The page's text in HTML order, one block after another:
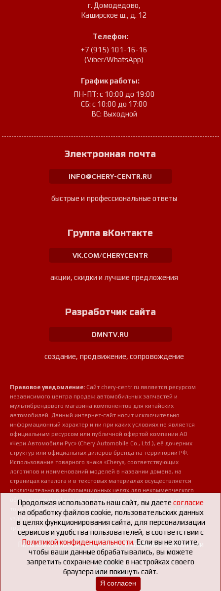
г. Домодедово,
Каширское ш., д. 12
Телефон:
+7 (915) 101-16-16
(Viber/WhatsApp)
График работы:
ПН-ПТ: с 10:00 до 19:00
СБ: с 10:00 до 17:00
ВС: Выходной
Электронная почта
INFO@CHERY-CENTR.RU
быстрые и профессиональные ответы
Группа вКонтакте
VK.COM/CHERYCENTR
акции, скидки и лучшие предложения
Разработчик сайта
DMNTV.RU
создание, продвижение, сопровождение
Правовое уведомление: Сайт chery-centr.ru является ресурсом
независимого центра продаж автомобильных запчастей и
мультибрендового магазина компонентов для китайских
автомобилей. Данный интернет-сайт носит исключительно
информационный характер и ни при каких условиях не является
официальным ресурсом или публичной офертой компании АО
«Чери Автомобили Рус» (Chery Automobile Co., Ltd.), её дочерних
структур или официальных дилеров бренда на территории РФ.
Использование товарного знака «Chery», соответствующих
логотипов и наименований моделей в названии домена, на
страницах каталога и в текстовых материалах осуществляется
исключительно в информационных целях для некоммерческого
обозначения профиля деятельности магазина, а также для
точной идентификации совместимости предлагаемых деталей,
узлов и сопутствующих аксессуаров с конкретными
транспортными средствами потребителей.
Пользовательское соглашение о конфиденциальности
Продолжая использовать наш сайт, вы даетесогласие
на обработку файлов cookie, пользовательских данных
в целях функционирования сайта, для персонализации
сервисов и удобства пользователей, в соответствии с
Политикой конфиденциальности. Если вы не хотите,
чтобы ваши данные обрабатывались, вы можете
запретить сохранение cookie в настройках своего
браузера или покинуть сайт.
Я согласен